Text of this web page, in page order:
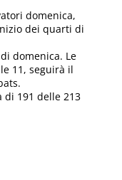
domenica,
dei quarti di
domenica. Le
11, seguirà il
di 191 delle 213